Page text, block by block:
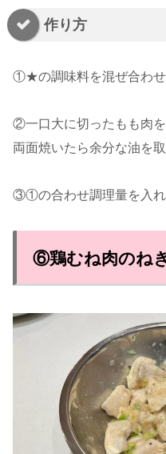
作り方
①★の調味料を混ぜ合わせ
②一口大に切ったもも肉を
両面焼いたら余分な油を
③①の合わせ調理量を入れ
⑥鶏むね肉のね